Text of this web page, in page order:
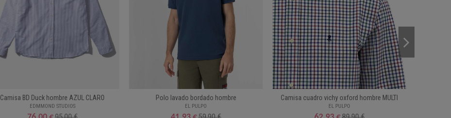
Camisa BD Duck hombre AZUL CLARO
EDMMOND STUDIOS
Polo lavado bordado hombre
EL PULPO
Camisa cuadro vichy oxford hombre MULTI
EL PULPO